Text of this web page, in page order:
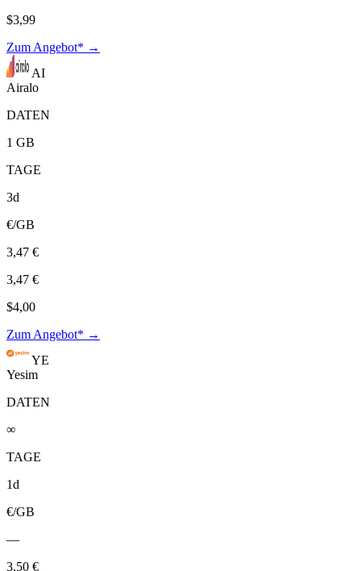
$3,99
Zum Angebot* →
AI
Airalo
DATEN
1 GB
TAGE
3d
€/GB
3,47 €
3,47 €
$4,00
Zum Angebot* →
YE
Yesim
DATEN
∞
TAGE
1d
€/GB
—
3,50 €